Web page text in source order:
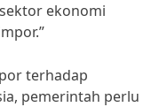
ekonomi
terhadap
pemerintah perlu